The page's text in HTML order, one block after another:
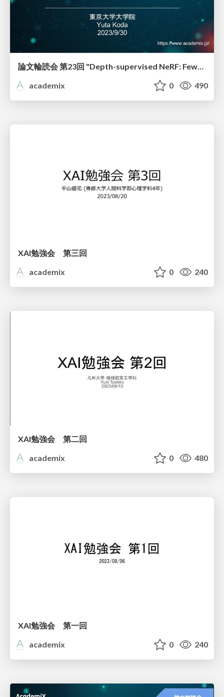
論文輪読会 第23回 "Depth-supervised NeRF: Fewer Views and Faster Training for Free"
academix
0 490
XAI勉強会 第三回
academix
0 240
XAI勉強会 第二回
academix
0 480
XAI勉強会 第一回
academix
0 240